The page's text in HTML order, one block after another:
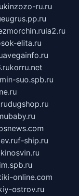
kinzozo-ru.ru
eugrus.pp.ru
ia2.ru
elita.ru
avegainfo.ru
korru.net
suo.spb.ru
dugshop.ru
f-ship.ru
kinosvin.ru
online.com
ostrov.ru